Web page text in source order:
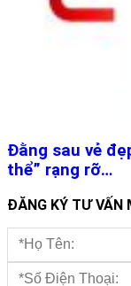
Đằng sau vẻ
thể” rạng rỡ…
ĐĂNG KÝ TƯ VẤN